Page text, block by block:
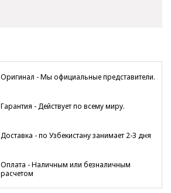
Оригинал - Мы официальные представители.
Гарантия - Действует по всему миру.
Доставка - по Узбекистану занимает 2-3 дня
Оплата - Наличным или безналичным
расчетом